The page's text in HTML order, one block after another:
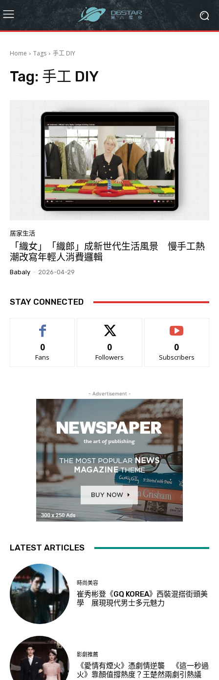
Home Tags 手工 DIY
Tag: 手工 DIY
居家生活
「織女」「織郎」成新世代生活風景 慢手工熱
潮改寫年輕人消費邏輯
Babaly - 2026-04-29
STAY CONNECTED
0
Fans
0
Followers
0
Subscribers
- Advertisement -
LATEST ARTICLES
時尚美容
崔秀彬登《GQ KOREA》西裝混搭街頭美
學 展現現代男士多元魅力
影劇推薦
《愛情有煙火》憑劇情逆襲 《這一秒過
火》靠顏值撐熱度？王楚然兩劇引熱議